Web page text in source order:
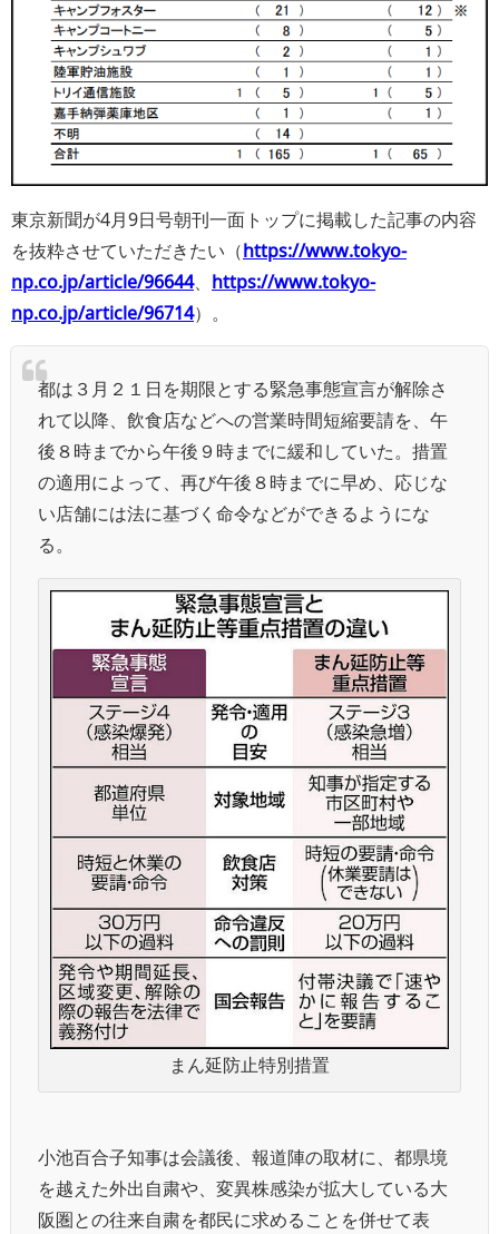
東京新聞が4月9日号朝刊一面トップに掲載した記事の内容
を抜粋させていただきたい（https://www.tokyo-
np.co.jp/article/96644、 https://www.tokyo-
np.co.jp/article/96714）。
都は３月２１日を期限とする緊急事態宣言が解除さ
れて以降、飲食店などへの営業時間短縮要請を、午
後８時までから午後９時までに緩和していた。措置
の適用によって、再び午後８時までに早め、応じな
い店舗には法に基づく命令などができるようにな
る。
まん延防止特別措置
小池百合子知事は会議後、報道陣の取材に、都県境
を越えた外出自粛や、変異株感染が拡大している大
阪圏との往来自粛を都民に求めることを併せて表